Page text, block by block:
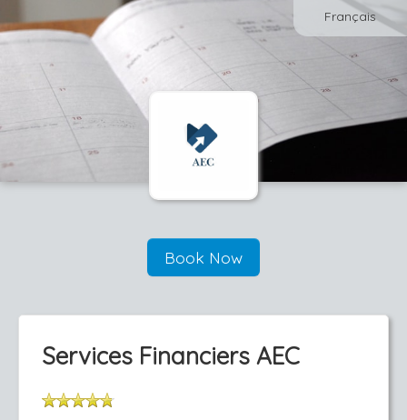
Français
Book Now
Services Financiers AEC